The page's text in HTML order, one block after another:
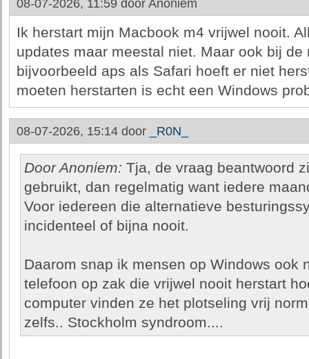
08-07-2026, 11:59 door Anoniem
Ik herstart mijn Macbook m4 vrijwel nooit.
updates maar meestal niet. Maar ook bij
bijvoorbeeld aps als Safari hoeft er niet
moeten herstarten is echt een Windows
08-07-2026, 15:14 door _R0N_
Door Anoniem: Tja, de vraag beantwoord
gebruikt, dan regelmatig want iedere
Voor iedereen die alternatieve
incidenteel of bijna nooit.
Daarom snap ik mensen op Windows ook
telefoon op zak die vrijwel nooit herstart
computer vinden ze het plotseling vrij
zelfs.. Stockholm syndroom....